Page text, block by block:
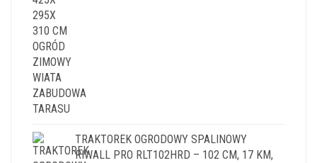
TRAKTOREK OGRODOWY SPALINOWY
RIWALL PRO RLT102HRD – 102 CM, 17 KM,